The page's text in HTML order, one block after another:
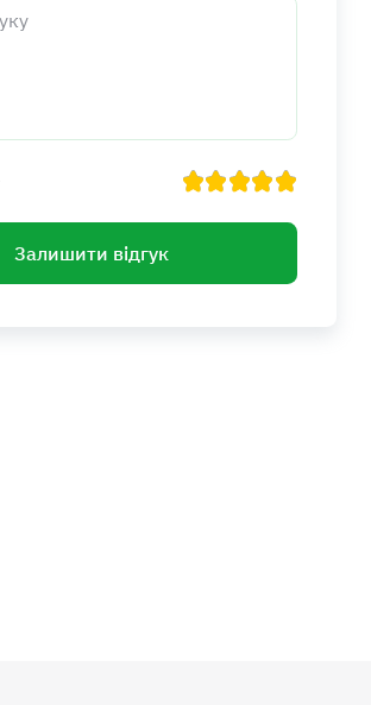
Залишити відгук